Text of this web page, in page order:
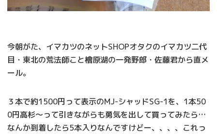
今朝がた、イマカツのネットSHOPオタクのイマカツ二代
目・東北の荒法師こと檜原湖の一発野郎・佐藤君から直メ
ール。
３本で約1500円って表示のMJ-シャッドSG-1を、1本50
0円高杉～って引きながらも勇気を出して買ってみたら…
なんか到着したら5本入りなんですけどー、、、、これっ